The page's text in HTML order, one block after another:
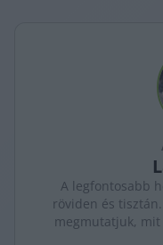
A legfontosabb
röviden és
megmutatjuk, mit